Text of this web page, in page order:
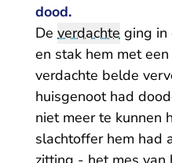
dood.
De verdachte ging in
en stak hem met
verdachte belde
huisgenoot had
niet meer te kunnen
slachtoffer hem had